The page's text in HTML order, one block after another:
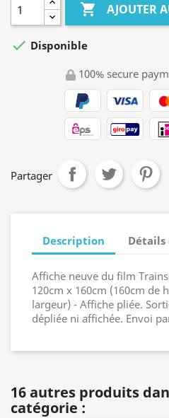
 AJOUTER
 Disponible
100% secure
Partager
Description
Affiche neuve du film
120cm x 160cm (160cm de
largeur) - Affiche pliée.
dépliée ni affichée. Envoi
16 autres produits
catégorie :